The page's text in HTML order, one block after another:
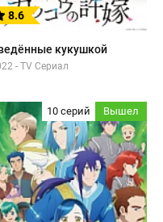
8.6
кукушкой
- TV Сериал
10 серий Вышел